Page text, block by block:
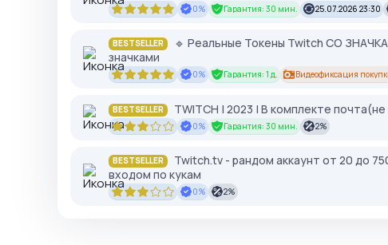
0% Гарантия: 30 мин. 25.07.2026 23:30
BESTSELLER
🔹 Реальные Токены Twitch СО
значками
0% Гарантия: 1 д. Видеофиксация
BESTSELLER TWITCH | 2023 | В комплекте
0% Гарантия: 30 мин. 2%
BESTSELLER
Twitch.tv - рандом аккаунт от 20 до
входом по кукам
0% 2%